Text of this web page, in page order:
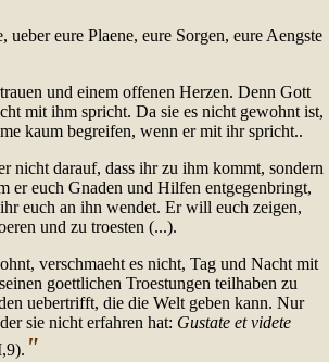
eure Plaene, eure Sorgen, eure Aengste
und einem offenen Herzen. Denn Gott
mit ihm spricht. Da sie es nicht gewohnt ist,
kaum begreifen, wenn er mit ihr spricht..
nicht darauf, dass ihr zu ihm kommt, sondern
er euch Gnaden und Hilfen entgegenbringt,
euch an ihn wendet. Er will euch zeigen,
und zu troesten (...).
verschmaeht es nicht, Tag und Nacht mit
goettlichen Troestungen teilhaben zu
uebertrifft, die die Welt geben kann. Nur
sie nicht erfahren hat: Gustate et videte
"